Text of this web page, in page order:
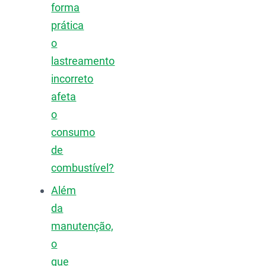
forma
prática
o
lastreamento
incorreto
afeta
o
consumo
de
combustível?
Além
da
manutenção,
o
que